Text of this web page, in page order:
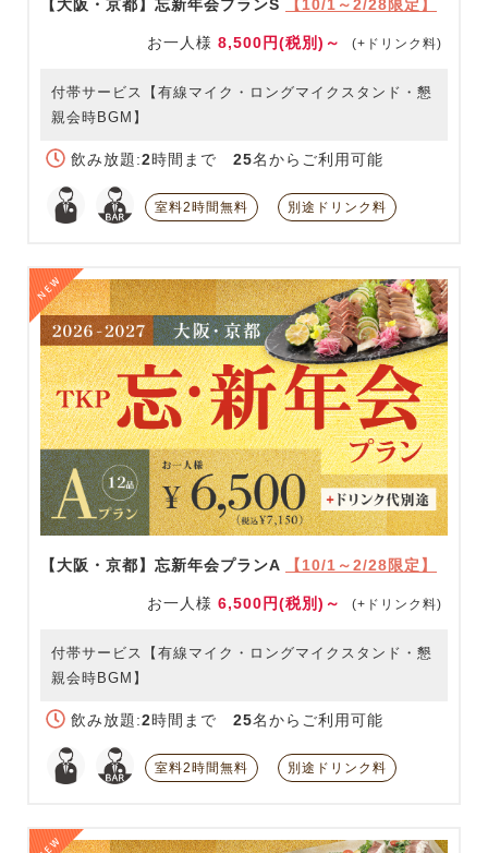
【大阪・京都】忘新年会プランS 【10/1～2/28限定】
お一人様 8,500円(税別)～ (+ドリンク料)
付帯サービス【有線マイク・ロングマイクスタンド・懇
親会時BGM】
飲み放題:2時間まで 25名からご利用可能
室料2時間無料 別途ドリンク料
【大阪・京都】忘新年会プランA 【10/1～2/28限定】
お一人様 6,500円(税別)～ (+ドリンク料)
付帯サービス【有線マイク・ロングマイクスタンド・懇
親会時BGM】
飲み放題:2時間まで 25名からご利用可能
室料2時間無料 別途ドリンク料